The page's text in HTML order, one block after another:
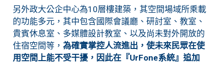
另外政大公企中心為10層樓建築，其空間場域所乘載
的功能多元，其中包含國際會議廳、研討室、教室、
貴賓休息室、多媒體設計教室、以及尚未對外開放的
住宿空間等， 為確實掌控人流進出，使未來民眾在使
用空間上能不受干擾，因此在『UrFone系統』追加